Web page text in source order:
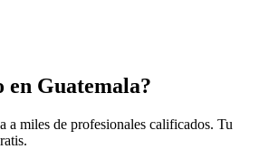
en Guatemala?
a miles de profesionales calificados. Tu